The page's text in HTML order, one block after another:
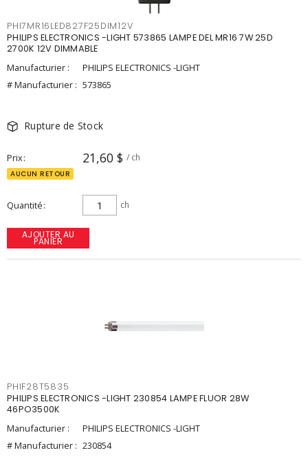
PHI7MR16LED827F25DIM12V
PHILIPS ELECTRONICS -LIGHT 573865 LAMPE DEL MR16 7W 25D
2700K 12V DIMMABLE
Manufacturier :
PHILIPS ELECTRONICS -LIGHT
# Manufacturier : 573865
Rupture de Stock
Prix 21,60 $ / ch
AUCUN RETOUR
Quantité ch
AJOUTER AU
PANIER
PHIF28T5835
PHILIPS ELECTRONICS -LIGHT 230854 LAMPE FLUOR 28W
46PO3500K
Manufacturier :
PHILIPS ELECTRONICS -LIGHT
# Manufacturier : 230854